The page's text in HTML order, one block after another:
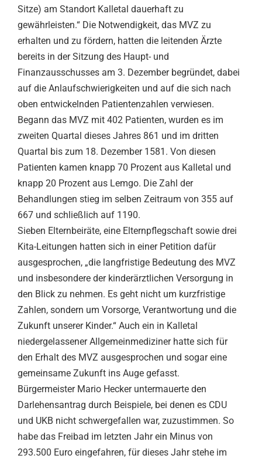
Sitze) am Standort Kalletal dauerhaft zu
gewährleisten.“ Die Notwendigkeit, das MVZ zu
erhalten und zu fördern, hatten die leitenden Ärzte
bereits in der Sitzung des Haupt- und
Finanzausschusses am 3. Dezember begründet, dabei
auf die Anlaufschwierigkeiten und auf die sich nach
oben entwickelnden Patientenzahlen verwiesen.
Begann das MVZ mit 402 Patienten, wurden es im
zweiten Quartal dieses Jahres 861 und im dritten
Quartal bis zum 18. Dezember 1581. Von diesen
Patienten kamen knapp 70 Prozent aus Kalletal und
knapp 20 Prozent aus Lemgo. Die Zahl der
Behandlungen stieg im selben Zeitraum von 355 auf
667 und schließlich auf 1190.
Sieben Elternbeiräte, eine Elternpflegschaft sowie drei
Kita-Leitungen hatten sich in einer Petition dafür
ausgesprochen, „die langfristige Bedeutung des MVZ
und insbesondere der kinderärztlichen Versorgung in
den Blick zu nehmen. Es geht nicht um kurzfristige
Zahlen, sondern um Vorsorge, Verantwortung und die
Zukunft unserer Kinder.“ Auch ein in Kalletal
niedergelassener Allgemeinmediziner hatte sich für
den Erhalt des MVZ ausgesprochen und sogar eine
gemeinsame Zukunft ins Auge gefasst.
Bürgermeister Mario Hecker untermauerte den
Darlehensantrag durch Beispiele, bei denen es CDU
und UKB nicht schwergefallen war, zuzustimmen. So
habe das Freibad im letzten Jahr ein Minus von
293.500 Euro eingefahren, für dieses Jahr stehe im